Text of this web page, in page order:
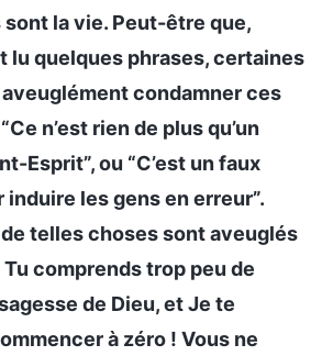
sont la vie. Peut-être que,
lu quelques phrases, certaines
condamner ces
n’est rien de plus qu’un
Esprit”, ou “C’est un faux
les gens en erreur”.
telles choses sont aveuglés
Tu comprends trop peu de
de Dieu, et Je te
à zéro ! Vous ne